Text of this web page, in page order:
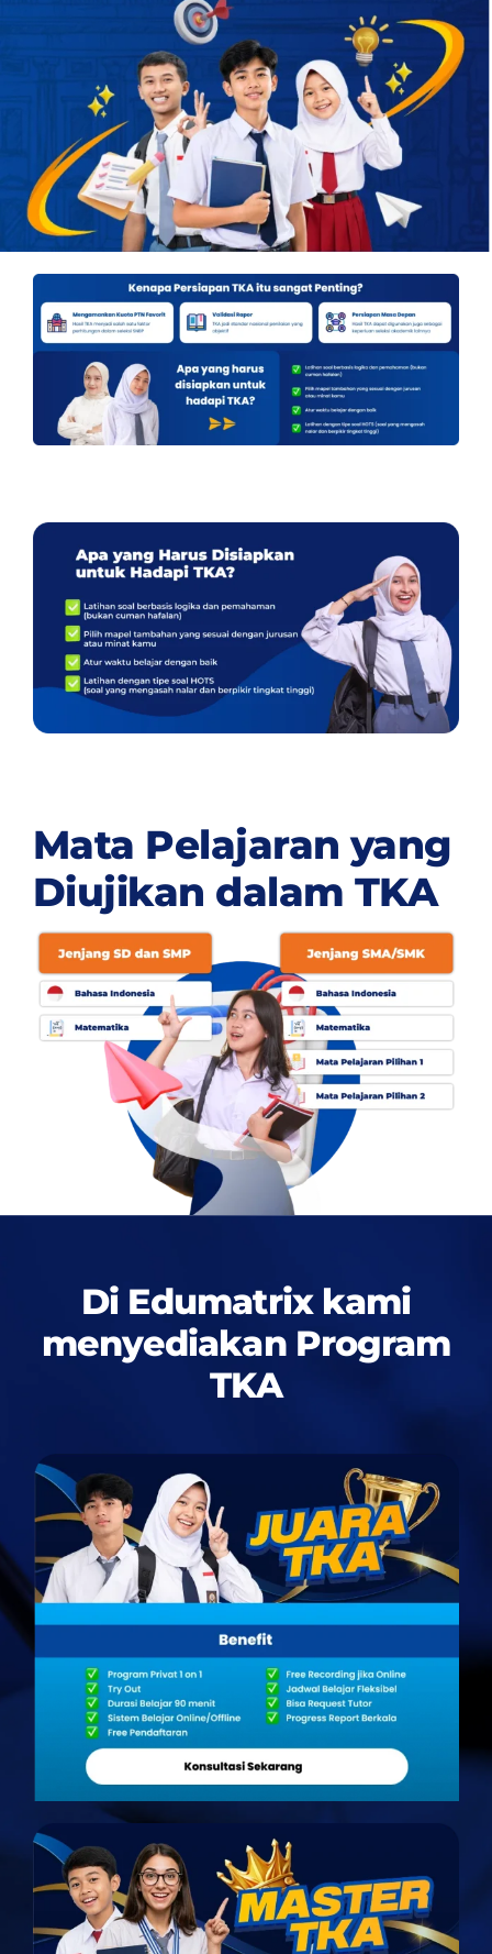
OUR PROGRAM
REGISTRATION
CONTACT US
Mata Pelajaran yang
Diujikan dalam TKA
Di Edumatrix kami
menyediakan Program
TKA